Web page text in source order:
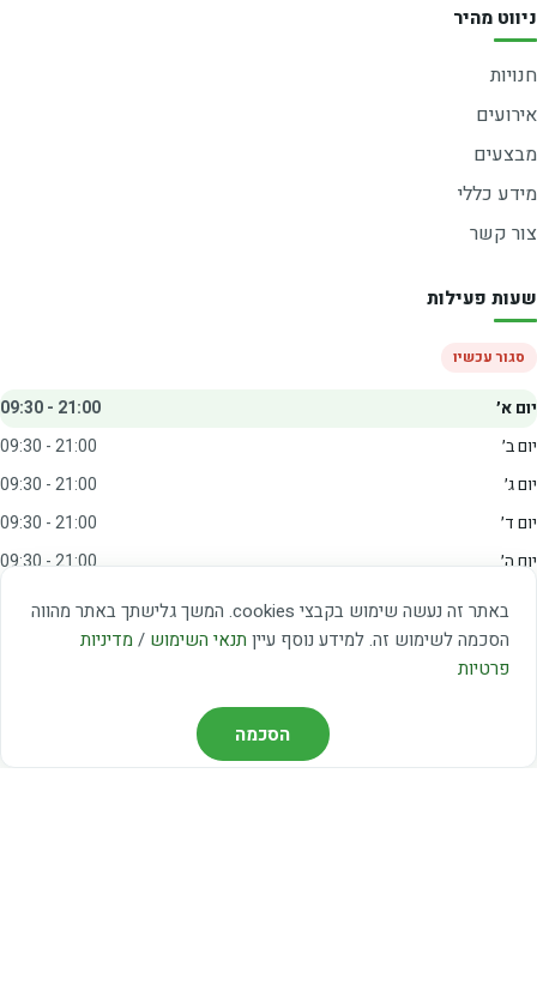
באתר זה נעשה שימוש בקבצי cookies. המשך גלישתך באתר מהווה
הסכמה לשימוש זה. למידע נוסף עיין תנאי השימוש / מדיניות
פרטיות
הסכמה
ניווט מהיר
חנויות
אירועים
מבצעים
מידע כללי
צור קשר
שעות פעילות
סגור עכשיו
יום א׳
09:30 - 21:00
יום ב׳
09:30 - 21:00
יום ג׳
09:30 - 21:00
יום ד׳
09:30 - 21:00
יום ה׳
09:30 - 21:00
09:00 - 15:00
שבת
20:00 - 23:00